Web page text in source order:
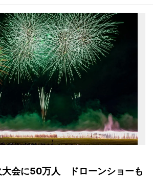
大会に50万人 ドローンショーも